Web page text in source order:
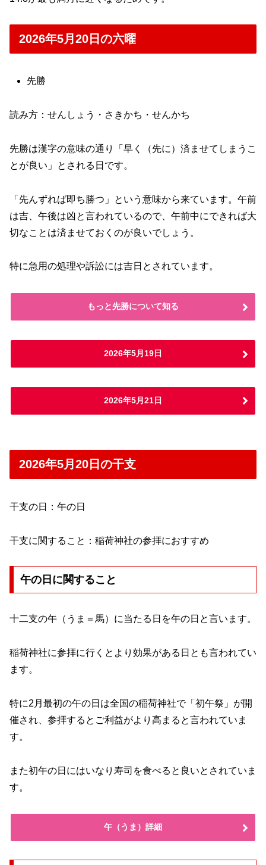
2026年5月20日の六曜
先勝
読み方：せんしょう・さきかち・せんかち
先勝は漢字の意味の通り「早く（先に）済ませてしまうこ
とが良い」とされる日です。
「先んずれば即ち勝つ」という意味から来ています。午前
は吉、午後は凶と言われているので、午前中にできれば大
切なことは済ませておくのが良いでしょう。
特に急用の処理や訴訟には吉日とされています。
もっと先勝について知る
2026年5月19日
2026年5月21日
2026年5月20日の干支
干支の日：午の日
干支に関すること：稲荷神社の参拝におすすめ
午の日に関すること
十二支の午（うま＝馬）に当たる日を午の日と言います。
稲荷神社に参拝に行くとより効果がある日とも言われてい
ます。
特に2月最初の午の日は全国の稲荷神社で「初午祭」が開
催され、参拝するとご利益がより高まると言われていま
す。
また初午の日にはいなり寿司を食べると良いとされていま
す。
午（うま）詳細